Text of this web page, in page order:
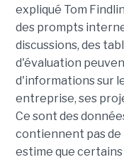
expliqué Tom
des prompts
discussions, des
d'évaluation
d'informations sur
entreprise, ses
Ce sont des
contiennent pas de
estime que